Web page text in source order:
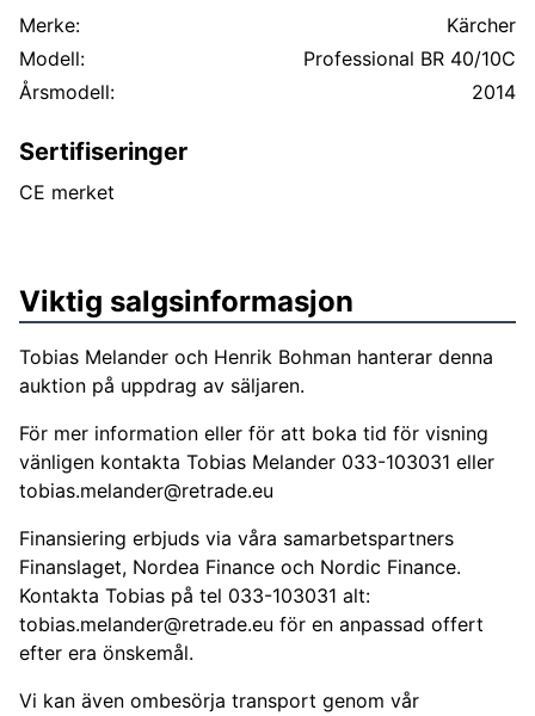
elektriska komponenter För enklare användning Med
integrerat vattenflöde och borststyrning Idealisk för
transport och förvaring
Tekniska data: Arbetsbredd, borste 400 mm
Vattenbehållare 10 / 10 l Borstvarvtal 1100 rpm
Kapacitet 400 m²/tim Praktiskt ytframförande 300
suger upp i samma moment Två borstvalsar med högt
anläggningstryck Två sugramper suger framåt och
bakåt Golvet kan användas direkt efter rengöring
Merke:
Kärcher
Modell:
Professional BR 40/10C
Årsmodell:
2014
Sertifiseringer
CE merket
Viktig salgsinformasjon
Tobias Melander och Henrik Bohman hanterar denna
auktion på uppdrag av säljaren.
För mer information eller för att boka tid för visning
vänligen kontakta Tobias Melander 033-103031 eller
tobias.melander@retrade.eu
Finansiering erbjuds via våra samarbetspartners
Finanslaget, Nordea Finance och Nordic Finance.
Kontakta Tobias på tel 033-103031 alt:
tobias.melander@retrade.eu för en anpassad offert
efter era önskemål.
Vi kan även ombesörja transport genom vår